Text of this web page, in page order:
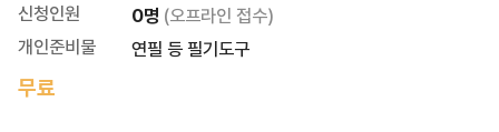
신청인원
0명 (오프라인 접수)
개인준비물
연필 등 필기도구
무료